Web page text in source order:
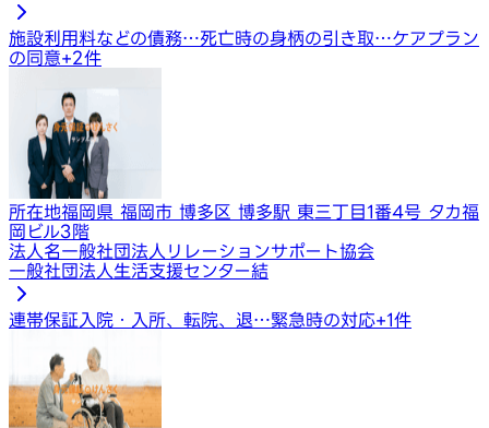
施設利用料などの債務…死亡時の身柄の引き取…ケアプラン
の同意+2件
所在地福岡県 福岡市 博多区 博多駅 東三丁目1番4号 タカ福
岡ビル3階
法人名一般社団法人リレーションサポート協会
一般社団法人生活支援センター結
連帯保証 入院・入所、転院、退…緊急時の対応+1件